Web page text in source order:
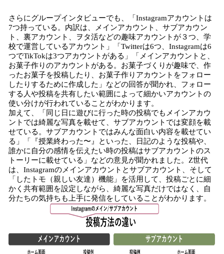
さらにグループインタビューでも、「Instagramアカウントは
7つ持っている。内訳は、メインアカウント、サブアカウン
ト、裏アカウント、ヲタ活などの趣味アカウントが３つ、学
校で運営しているアカウント」「Twitterは6つ、Instagramは6
つでTikTokは3つアカウントがある」「メインアカウントと、
お菓子作りのアカウントがある。お菓子づくりが趣味で、作
ったお菓子を投稿したり、お菓子作りアカウントをフォロー
したりするために作成した」などの回答が聞かれ、フォロー
する人や投稿を共有したい範囲によって細かいアカウントの
使い分けが行われていることがわかります。
加えて、「同じ日に遊びに行った時の投稿でもメインアカウ
ントでは綺麗な写真を載せて、サブアカウントでは変顔を載
せている。サブアカウントではみんな面白い内容を載せてい
る」「『授業終わった〜』といった、日記のような投稿や、
誰かに自分の感情を伝えたい時の投稿はサブアカウントのス
トーリーに載せている」などの意見が聞かれました。Z世代
は、Instagramのメインアカウントとサブアカウント、そして
「したトモ（親しい友達）機能」を活用して、投稿ごとに細
かく共有範囲を設定しながら、綺麗な写真だけではなく、自
分たちの気持ちも上手に発信をしていることがわかります。